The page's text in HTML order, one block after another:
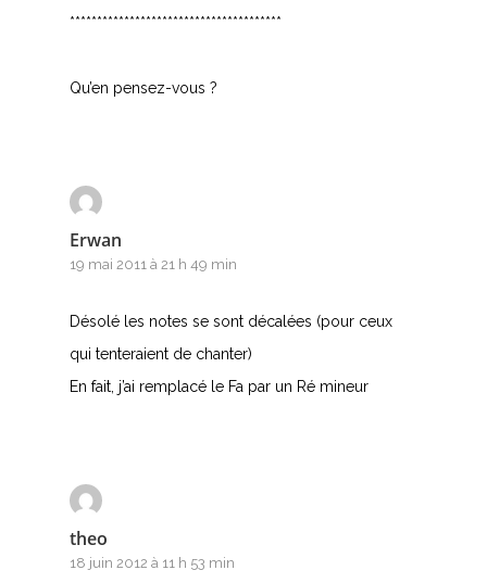
***************************************
Qu’en pensez-vous ?
Erwan
19 mai 2011 à 21 h 49 min
Désolé les notes se sont décalées (pour ceux
qui tenteraient de chanter)
En fait, j’ai remplacé le Fa par un Ré mineur
theo
18 juin 2012 à 11 h 53 min